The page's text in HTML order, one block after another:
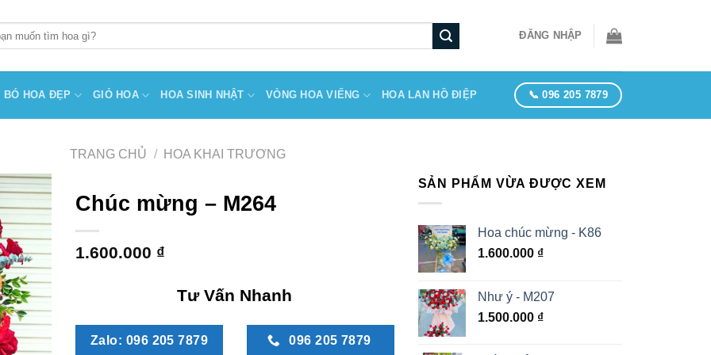
ĐĂNG NHẬP
BÓ HOA ĐẸP GIỎ HOA HOA SINH NHẬT VÒNG HOA VIẾNG HOA LAN HỒ ĐIỆP 📞 096 205 7879
TRANG CHỦ / HOA KHAI TRƯƠNG
Chúc mừng – M264
1.600.000 ₫
Tư Vấn Nhanh
Zalo: 096 205 7879 096 205 7879
SẢN PHẨM VỪA ĐƯỢC XEM
Hoa chúc mừng - K86
1.600.000 ₫
Như ý - M207
1.500.000 ₫